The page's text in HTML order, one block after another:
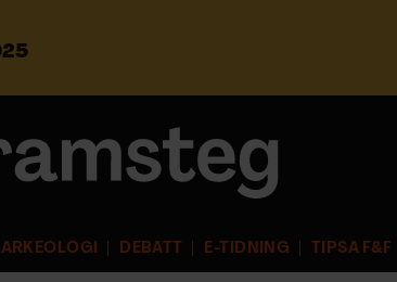
ARKEOLOGI DEBATT E-TIDNING TIPSA F&F
r